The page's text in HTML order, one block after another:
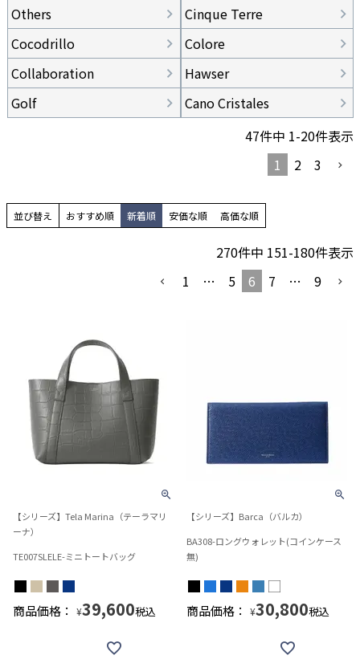
Others
Cinque Terre
Cocodrillo
Colore
Collaboration
Hawser
Golf
Cano Cristales
47件中 1-20件表示
1
2 3
並び替え おすすめ順 新着順 安価な順 高価な順
270件中 151-180件表示
1
… 5 6 7 … 9
【シリーズ】Tela Marina（テーラマリ
ーナ）
TE007SLELE-ミニトートバッグ
商品価格： ¥39,600税込
【シリーズ】Barca（バルカ）
BA308-ロングウォレット(コインケース
無)
商品価格： ¥30,800税込